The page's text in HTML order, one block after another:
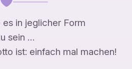
es in jeglicher Form
sein …
ist: einfach mal machen!